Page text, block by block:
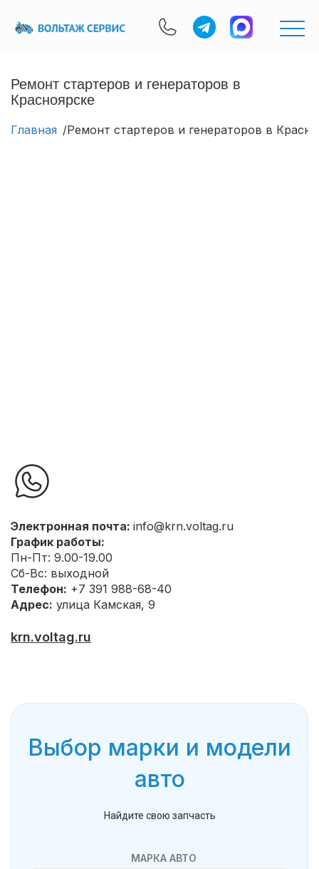
Ремонт стартеров и генераторов в
Красноярске
Главная Ремонт стартеров и генераторов в
Электронная почта: info@krn.voltag.ru
График работы:
Пн-Пт: 9.00-19.00
Сб-Вс: выходной
Телефон: +7 391 988-68-40
Адрес: улица Камская, 9
krn.voltag.ru
Выбор марки и модели
авто
Найдите свою запчасть
МАРКА АВТО